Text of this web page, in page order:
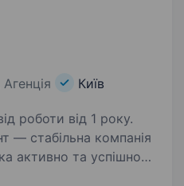
Агенція Київ
роботи від 1 року.
активно та успішно